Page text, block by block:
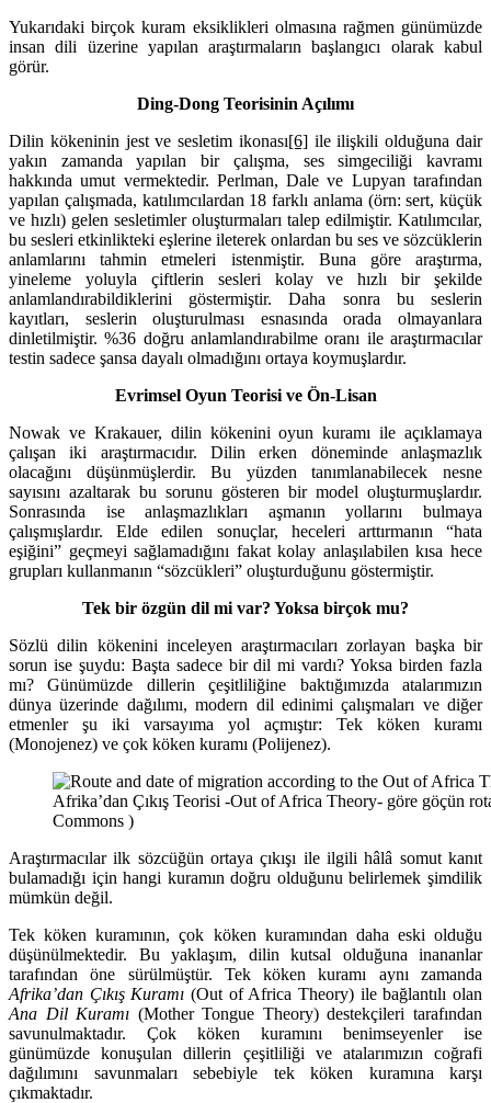
Yukarıdaki birçok kuram eksiklikleri olmasına rağmen günümüzde
insan dili üzerine yapılan araştırmaların başlangıcı olarak kabul
görür.
Ding-Dong Teorisinin Açılımı
Dilin kökeninin jest ve sesletim ikonası[6]ile ilişkili olduğuna dair
yakın zamanda yapılan bir çalışma, ses simgeciliği kavramı
hakkında umut vermektedir. Perlman, Dale ve Lupyan tarafından
yapılan çalışmada, katılımcılardan 18 farklı anlama (örn: sert, küçük
ve hızlı) gelen sesletimler oluşturmaları talep edilmiştir. Katılımcılar,
bu sesleri etkinlikteki eşlerine ileterek onlardan bu ses ve sözcüklerin
anlamlarını tahmin etmeleri istenmiştir. Buna göre araştırma,
yineleme yoluyla çiftlerin sesleri kolay ve hızlı bir şekilde
anlamlandırabildiklerini göstermiştir. Daha sonra bu seslerin
kayıtları, seslerin oluşturulması esnasında orada olmayanlara
dinletilmiştir. %36 doğru anlamlandırabilme oranı ile araştırmacılar
testin sadece şansa dayalı olmadığını ortaya koymuşlardır.
Evrimsel Oyun Teorisi ve Ön-Lisan
Nowak ve Krakauer, dilin kökenini oyun kuramı ile açıklamaya
çalışan iki araştırmacıdır. Dilin erken döneminde anlaşmazlık
olacağını düşünmüşlerdir. Bu yüzden tanımlanabilecek nesne
sayısını azaltarak bu sorunu gösteren bir model oluşturmuşlardır.
Sonrasında ise anlaşmazlıkları aşmanın yollarını bulmaya
çalışmışlardır. Elde edilen sonuçlar, heceleri arttırmanın “hata
eşiğini” geçmeyi sağlamadığını fakat kolay anlaşılabilen kısa hece
grupları kullanmanın “sözcükleri” oluşturduğunu göstermiştir.
Tek bir özgün dil mi var? Yoksa birçok mu?
Sözlü dilin kökenini inceleyen araştırmacıları zorlayan başka bir
sorun ise şuydu: Başta sadece bir dil mi vardı? Yoksa birden fazla
mı? Günümüzde dillerin çeşitliliğine baktığımızda atalarımızın
dünya üzerinde dağılımı, modern dil edinimi çalışmaları ve diğer
etmenler şu iki varsayıma yol açmıştır: Tek köken kuramı
(Monojenez) ve çok köken kuramı (Polijenez).
Afrika’dan Çıkış Teorisi -Out of Africa Theory- göre göçün
Commons )
Araştırmacılar ilk sözcüğün ortaya çıkışı ile ilgili hâlâ somut kanıt
bulamadığı için hangi kuramın doğru olduğunu belirlemek şimdilik
mümkün değil.
Tek köken kuramının, çok köken kuramından daha eski olduğu
düşünülmektedir. Bu yaklaşım, dilin kutsal olduğuna inananlar
tarafından öne sürülmüştür. Tek köken kuramı aynı zamanda
Afrika’dan Çıkış Kuramı (Out of Africa Theory) ile bağlantılı olan
Ana Dil Kuramı (Mother Tongue Theory) destekçileri tarafından
savunulmaktadır. Çok köken kuramını benimseyenler ise
günümüzde konuşulan dillerin çeşitliliği ve atalarımızın coğrafi
dağılımını savunmaları sebebiyle tek köken kuramına karşı
çıkmaktadır.